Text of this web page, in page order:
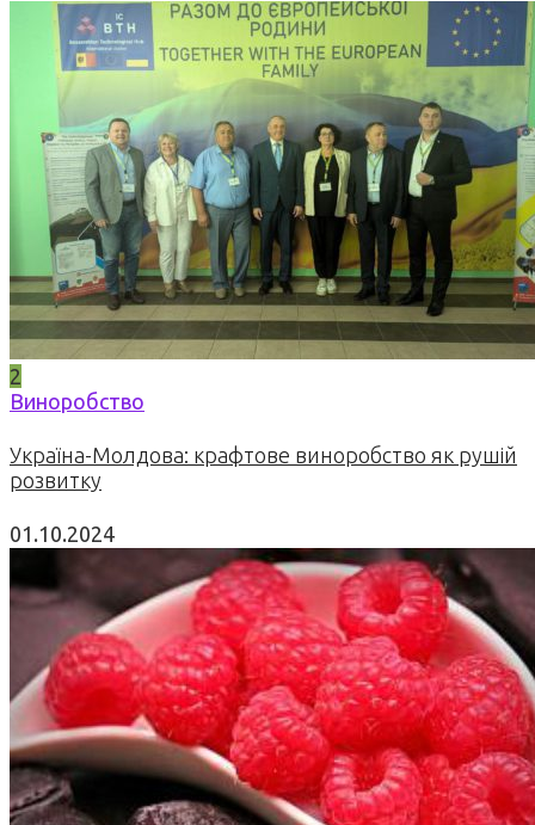
2
Виноробство
Україна-Молдова: крафтове виноробство як рушій
розвитку
01.10.2024